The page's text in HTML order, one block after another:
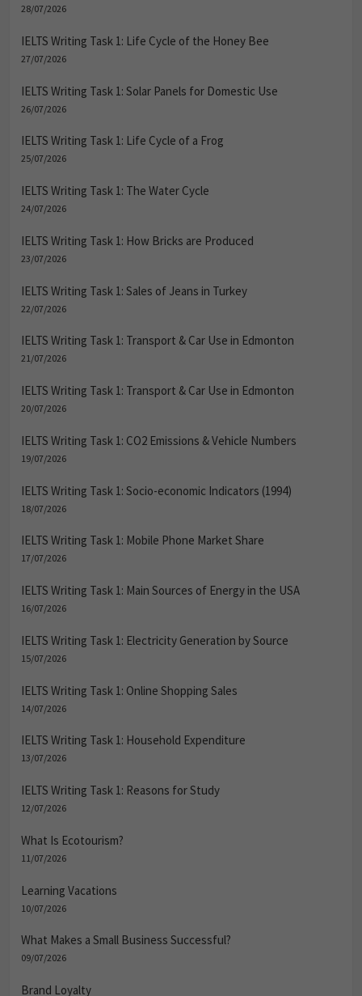
28/07/2026
IELTS Writing Task 1: Life Cycle of the Honey Bee
27/07/2026
IELTS Writing Task 1: Solar Panels for Domestic Use
26/07/2026
IELTS Writing Task 1: Life Cycle of a Frog
25/07/2026
IELTS Writing Task 1: The Water Cycle
24/07/2026
IELTS Writing Task 1: How Bricks are Produced
23/07/2026
IELTS Writing Task 1: Sales of Jeans in Turkey
22/07/2026
IELTS Writing Task 1: Transport & Car Use in Edmonton
21/07/2026
IELTS Writing Task 1: Transport & Car Use in Edmonton
20/07/2026
IELTS Writing Task 1: CO2 Emissions & Vehicle Numbers
19/07/2026
IELTS Writing Task 1: Socio-economic Indicators (1994)
18/07/2026
IELTS Writing Task 1: Mobile Phone Market Share
17/07/2026
IELTS Writing Task 1: Main Sources of Energy in the USA
16/07/2026
IELTS Writing Task 1: Electricity Generation by Source
15/07/2026
IELTS Writing Task 1: Online Shopping Sales
14/07/2026
IELTS Writing Task 1: Household Expenditure
13/07/2026
IELTS Writing Task 1: Reasons for Study
12/07/2026
What Is Ecotourism?
11/07/2026
Learning Vacations
10/07/2026
What Makes a Small Business Successful?
09/07/2026
Brand Loyalty